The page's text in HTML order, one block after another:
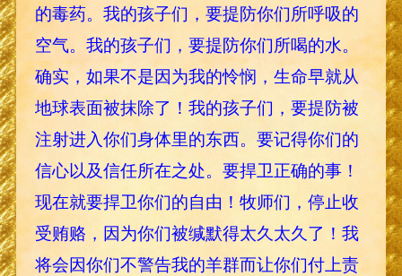
的毒药。我的孩子们，要提防你们所呼吸的
空气。我的孩子们，要提防你们所喝的水。
确实，如果不是因为我的怜悯，生命早就从
地球表面被抹除了！我的孩子们，要提防被
注射进入你们身体里的东西。要记得你们的
信心以及信任所在之处。要捍卫正确的事！
现在就要捍卫你们的自由！牧师们，停止收
受贿赂，因为你们被缄默得太久太久了！我
将会因你们不警告我的羊群而让你们付上责